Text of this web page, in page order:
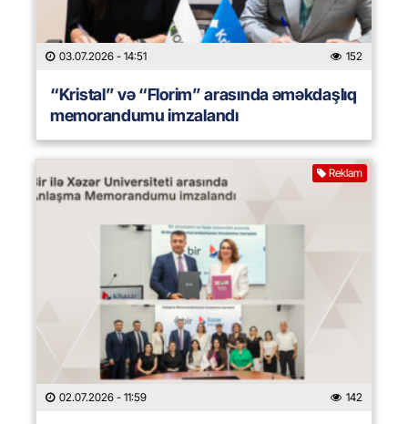
03.07.2026 - 14:51 152
“Kristal” və “Florim” arasında əməkdaşlıq
memorandumu imzalandı
Reklam
02.07.2026 - 11:59 142